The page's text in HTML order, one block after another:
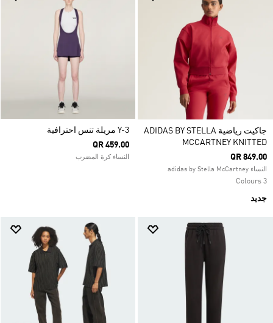
جاكيت رياضية ADIDAS BY STELLA
MCCARTNEY KNITTED
QR 849.00
النساء adidas by Stella McCartney
3 Colours
جديد
Y-3 مريلة تنس احترافية
QR 459.00
النساء كرة المضرب